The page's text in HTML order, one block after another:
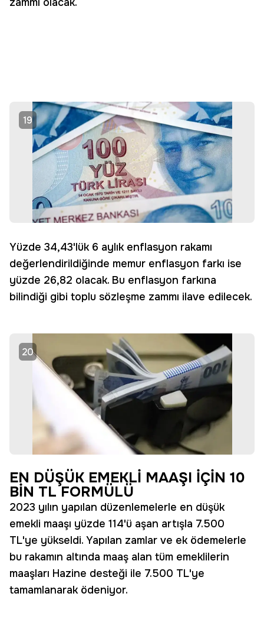
19
Yüzde 34,43'lük 6 aylık enflasyon rakamı
değerlendirildiğinde memur enflasyon farkı ise
yüzde 26,82 olacak. Bu enflasyon farkına
bilindiği gibi toplu sözleşme zammı ilave edilecek.
20
EN DÜŞÜK EMEKLİ MAAŞI İÇİN 10
BİN TL FORMÜLÜ
2023 yılın yapılan düzenlemelerle en düşük
emekli maaşı yüzde 114'ü aşan artışla 7.500
TL'ye yükseldi. Yapılan zamlar ve ek ödemelerle
bu rakamın altında maaş alan tüm emeklilerin
maaşları Hazine desteği ile 7.500 TL'ye
tamamlanarak ödeniyor.